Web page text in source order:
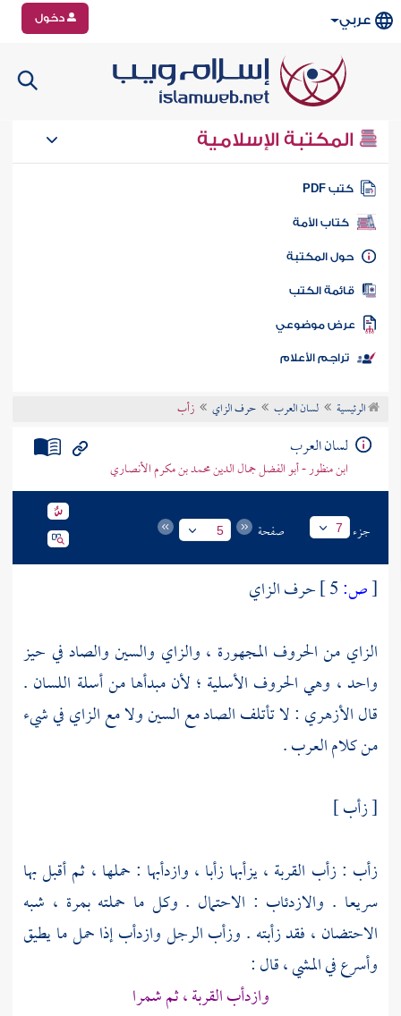
عربي دخول
المكتبة الإسلامية
كتب PDF
كتاب الأمة
المكتبة
الكتب
موضوعي
تراجم الأعلام
الرئيسية لسان العرب حرف الزاي زأب
لسان العرب
ابن منظور - أبو الفضل جمال الدين محمد بن مكرم الأنصاري
جزء 7 صفحة 5
[ص:
حرف الزاي
الزاي من الحروف المجهورة ، والزاي والسين والصاد في حيز
واحد ، وهي الحروف الأسلية ؛ لأن مبدأها من أسلة اللسان .
قالالأزهري : لا تأتلف الصاد مع السين ولا مع الزاي في شيء
من كلام العرب .
[ زأب ]
زأب : زأب القربة ، يزأبها زأبا ، وازدأبها : حملها ، ثم أقبل بها
سريعا . والازدئاب : الاحتمال . وكل ما حملته بمرة ، شبه
الاحتضان ، فقد زأبته . وزأب الرجل وازدأب إذا حمل ما يطيق
وأسرع في المشي ، قال :
وازدأب القربة ، ثم شمرا